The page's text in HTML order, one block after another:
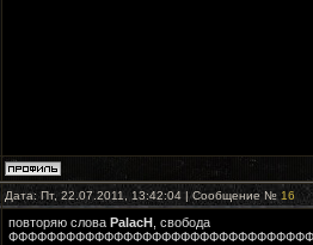
Дата: Пт, 22.07.2011, 13:42:04 | Сообщение № 16
повторяю слова PalacH , свобода